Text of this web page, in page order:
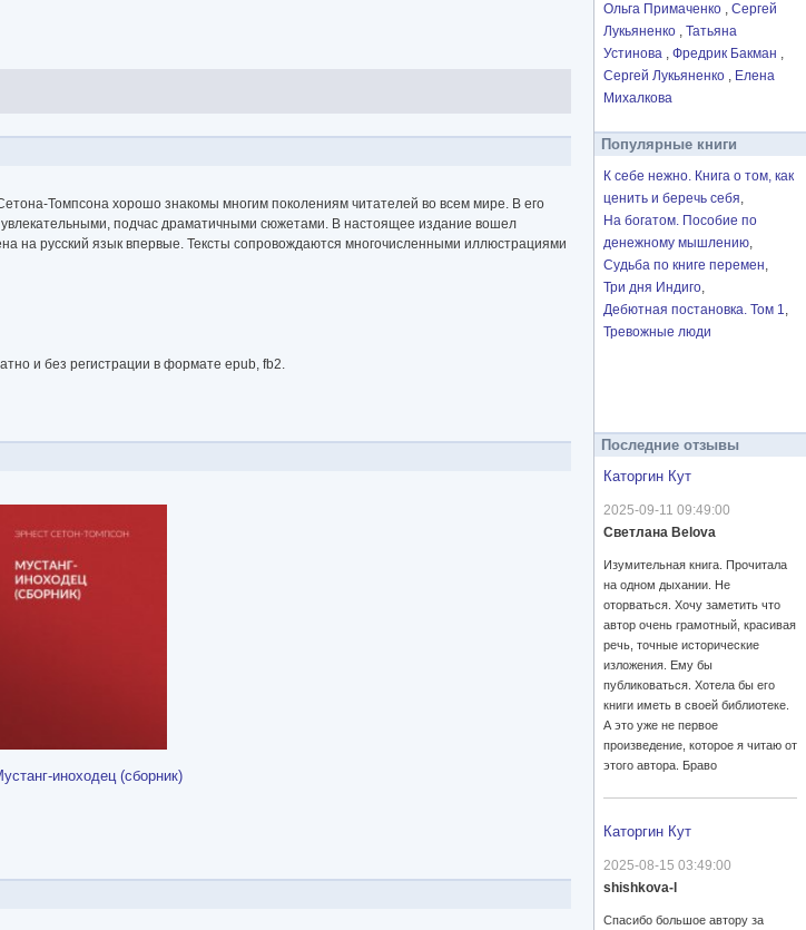
Томпсона хорошо знакомы многим поколениям читателей во всем мире. В его
подчас драматичными сюжетами. В настоящее издание вошел
на русский язык впервые. Тексты сопровождаются многочисленными иллюстрациями
и без регистрации в формате epub, fb2.
иноходец (сборник)
Ольга Примаченко
Сергей
Лукьяненко
Татьяна
Устинова
Фредрик Бакман
Сергей Лукьяненко
Елена
Михалкова
Популярные книги
К себе нежно. Книга о том, как
ценить и беречь себя
На богатом. Пособие по
денежному мышлению
Судьба по книге перемен
Три дня Индиго
Дебютная постановка. Том 1
Тревожные люди
Последние отзывы
Каторгин Кут
2025-09-11 09:49:00
Светлана Belova
Изумительная книга. Прочитала
на одном дыхании. Не
оторваться. Хочу заметить что
автор очень грамотный, красивая
речь, точные исторические
изложения. Ему бы
публиковаться. Хотела бы его
книги иметь в своей библиотеке.
А это уже не первое
произведение, которое я читаю от
этого автора. Браво
Каторгин Кут
2025-08-15 03:49:00
shishkova-l
Спасибо большое автору за